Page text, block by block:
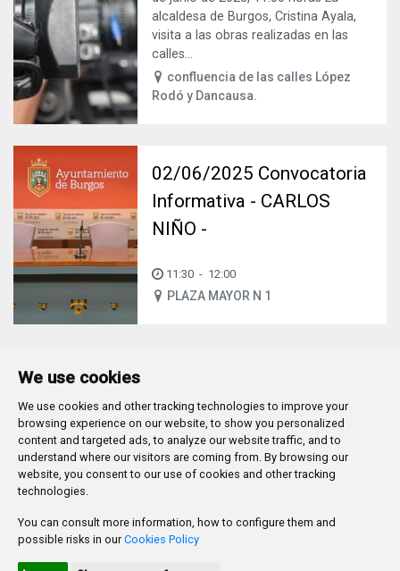
We use cookies
We use cookies and other tracking technologies to improve your
browsing experience on our website, to show you personalized
content and targeted ads, to analyze our website traffic, and to
understand where our visitors are coming from. By browsing our
website, you consent to our use of cookies and other tracking
technologies.
You can consult more information, how to configure them and
possible risks in ourCookies Policy
alcaldesa de Burgos, Cristina Ayala,
visita a las obras realizadas en las
calles...
confluencia de las calles López
Rodó y Dancausa.
02/06/2025 Convocatoria
Informativa - CARLOS
NIÑO -
11:30 - 12:00
PLAZA MAYOR N 1
Plaza Mayor 1 - 09071BURGOS
947 288 800 CIF: P-0906100-C
CONTACTO | AVISOS, QUEJAS Y SUGERENCIAS
CANAL DE DENUNCIAS
PROMUEVE BURGOS